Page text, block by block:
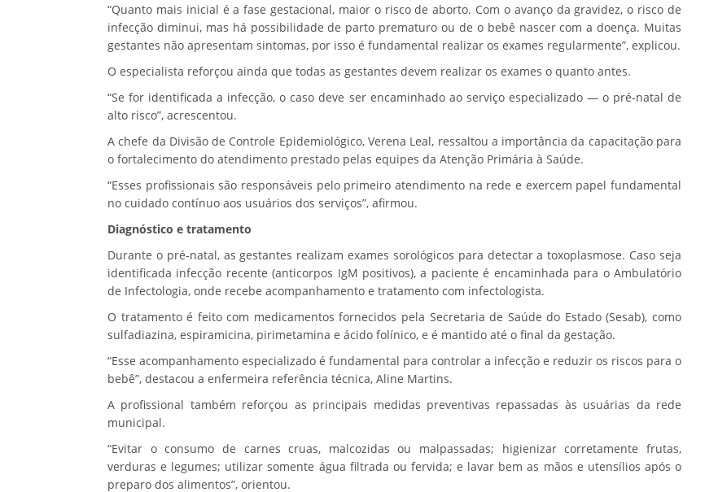
“Quanto mais inicial é a fase gestacional, maior o risco de aborto. Com o avanço da gravidez, o risco de
infecção diminui, mas há possibilidade de parto prematuro ou de o bebê nascer com a doença. Muitas
gestantes não apresentam sintomas, por isso é fundamental realizar os exames regularmente”, explicou.
O especialista reforçou ainda que todas as gestantes devem realizar os exames o quanto antes.
“Se for identificada a infecção, o caso deve ser encaminhado ao serviço especializado — o pré-natal de
alto risco”, acrescentou.
A chefe da Divisão de Controle Epidemiológico, Verena Leal, ressaltou a importância da capacitação para
o fortalecimento do atendimento prestado pelas equipes da Atenção Primária à Saúde.
“Esses profissionais são responsáveis pelo primeiro atendimento na rede e exercem papel fundamental
no cuidado contínuo aos usuários dos serviços”, afirmou.
Diagnóstico e tratamento
Durante o pré-natal, as gestantes realizam exames sorológicos para detectar a toxoplasmose. Caso seja
identificada infecção recente (anticorpos IgM positivos), a paciente é encaminhada para o Ambulatório
de Infectologia, onde recebe acompanhamento e tratamento com infectologista.
O tratamento é feito com medicamentos fornecidos pela Secretaria de Saúde do Estado (Sesab), como
sulfadiazina, espiramicina, pirimetamina e ácido folínico, e é mantido até o final da gestação.
“Esse acompanhamento especializado é fundamental para controlar a infecção e reduzir os riscos para o
bebê”, destacou a enfermeira referência técnica, Aline Martins.
A profissional também reforçou as principais medidas preventivas repassadas às usuárias da rede
municipal.
“Evitar o consumo de carnes cruas, malcozidas ou malpassadas; higienizar corretamente frutas,
verduras e legumes; utilizar somente água filtrada ou fervida; e lavar bem as mãos e utensílios após o
preparo dos alimentos”, orientou.